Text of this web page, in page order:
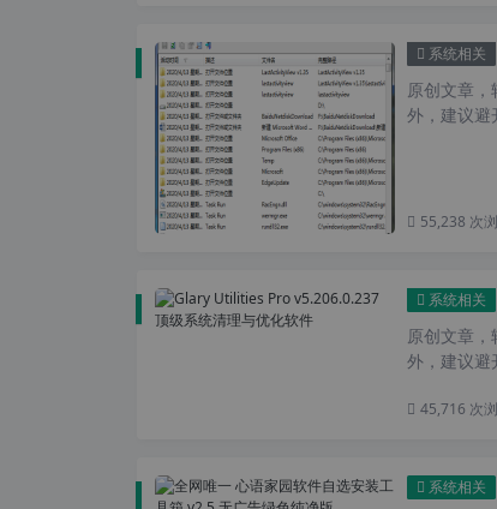
系统相关
原创文章
外，建议避
55,238 次
系统相关
原创文章
外，建议避
45,716 次
系统相关